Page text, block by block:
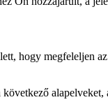
hogy megfeleljen